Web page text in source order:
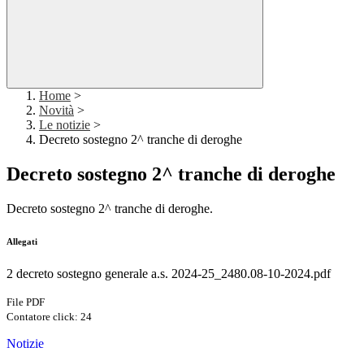
Home >
Novità >
Le notizie >
Decreto sostegno 2^ tranche di deroghe
Decreto sostegno 2^ tranche di deroghe
Decreto sostegno 2^ tranche di deroghe.
Allegati
2 decreto sostegno generale a.s. 2024-25_2480.08-10-2024.pdf
File PDF
Contatore click: 24
Notizie